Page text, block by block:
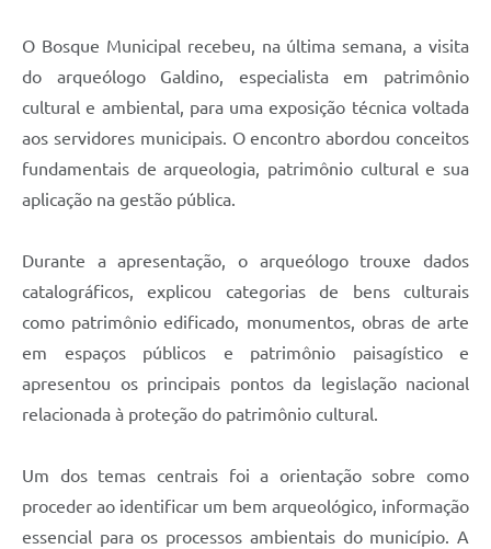
O Bosque Municipal recebeu, na última semana, a visita
do arqueólogo Galdino, especialista em patrimônio
cultural e ambiental, para uma exposição técnica voltada
aos servidores municipais. O encontro abordou conceitos
fundamentais de arqueologia, patrimônio cultural e sua
aplicação na gestão pública.
Durante a apresentação, o arqueólogo trouxe dados
catalográficos, explicou categorias de bens culturais
como patrimônio edificado, monumentos, obras de arte
em espaços públicos e patrimônio paisagístico e
apresentou os principais pontos da legislação nacional
relacionada à proteção do patrimônio cultural.
Um dos temas centrais foi a orientação sobre como
proceder ao identificar um bem arqueológico, informação
essencial para os processos ambientais do município. A